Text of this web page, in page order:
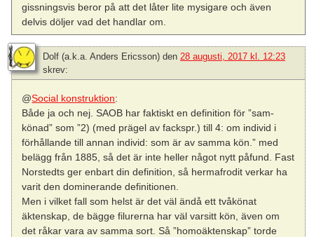
gissningsvis beror på att det låter lite mysigare och även
delvis döljer vad det handlar om.
Dolf (a.k.a. Anders Ericsson) den 28 augusti, 2017 kl. 12:23
skrev:
@Social konstruktion:
Både ja och nej. SAOB har faktiskt en definition för ”sam-
könad” som ”2) (med prägel av fackspr.) till 4: om individ i
förhållande till annan individ: som är av samma kön.” med
belägg från 1885, så det är inte heller något nytt påfund. Fast
Norstedts ger enbart din definition, så hermafrodit verkar ha
varit den dominerande definitionen.
Men i vilket fall som helst är det väl ändå ett tvåkönat
äktenskap, de bägge filurerna har väl varsitt kön, även om
det råkar vara av samma sort. Så ”homoäktenskap” torde